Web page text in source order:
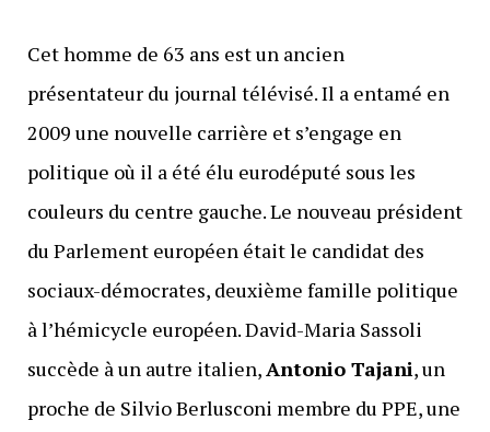
Cet homme de 63 ans est un ancien
présentateur du journal télévisé. Il a entamé en
2009 une nouvelle carrière et s’engage en
politique où il a été élu eurodéputé sous les
couleurs du centre gauche. Le nouveau président
du Parlement européen était le candidat des
sociaux-démocrates, deuxième famille politique
à l’hémicycle européen. David-Maria Sassoli
succède à un autre italien,Antonio Tajani, un
proche de Silvio Berlusconi membre du PPE, une